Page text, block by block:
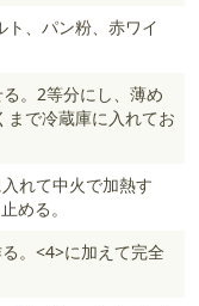
ト、パン粉、赤ワイ
。2等分にし、薄め
まで冷蔵庫に入れてお
れて中火で加熱す
める。
。<4>に加えて完全